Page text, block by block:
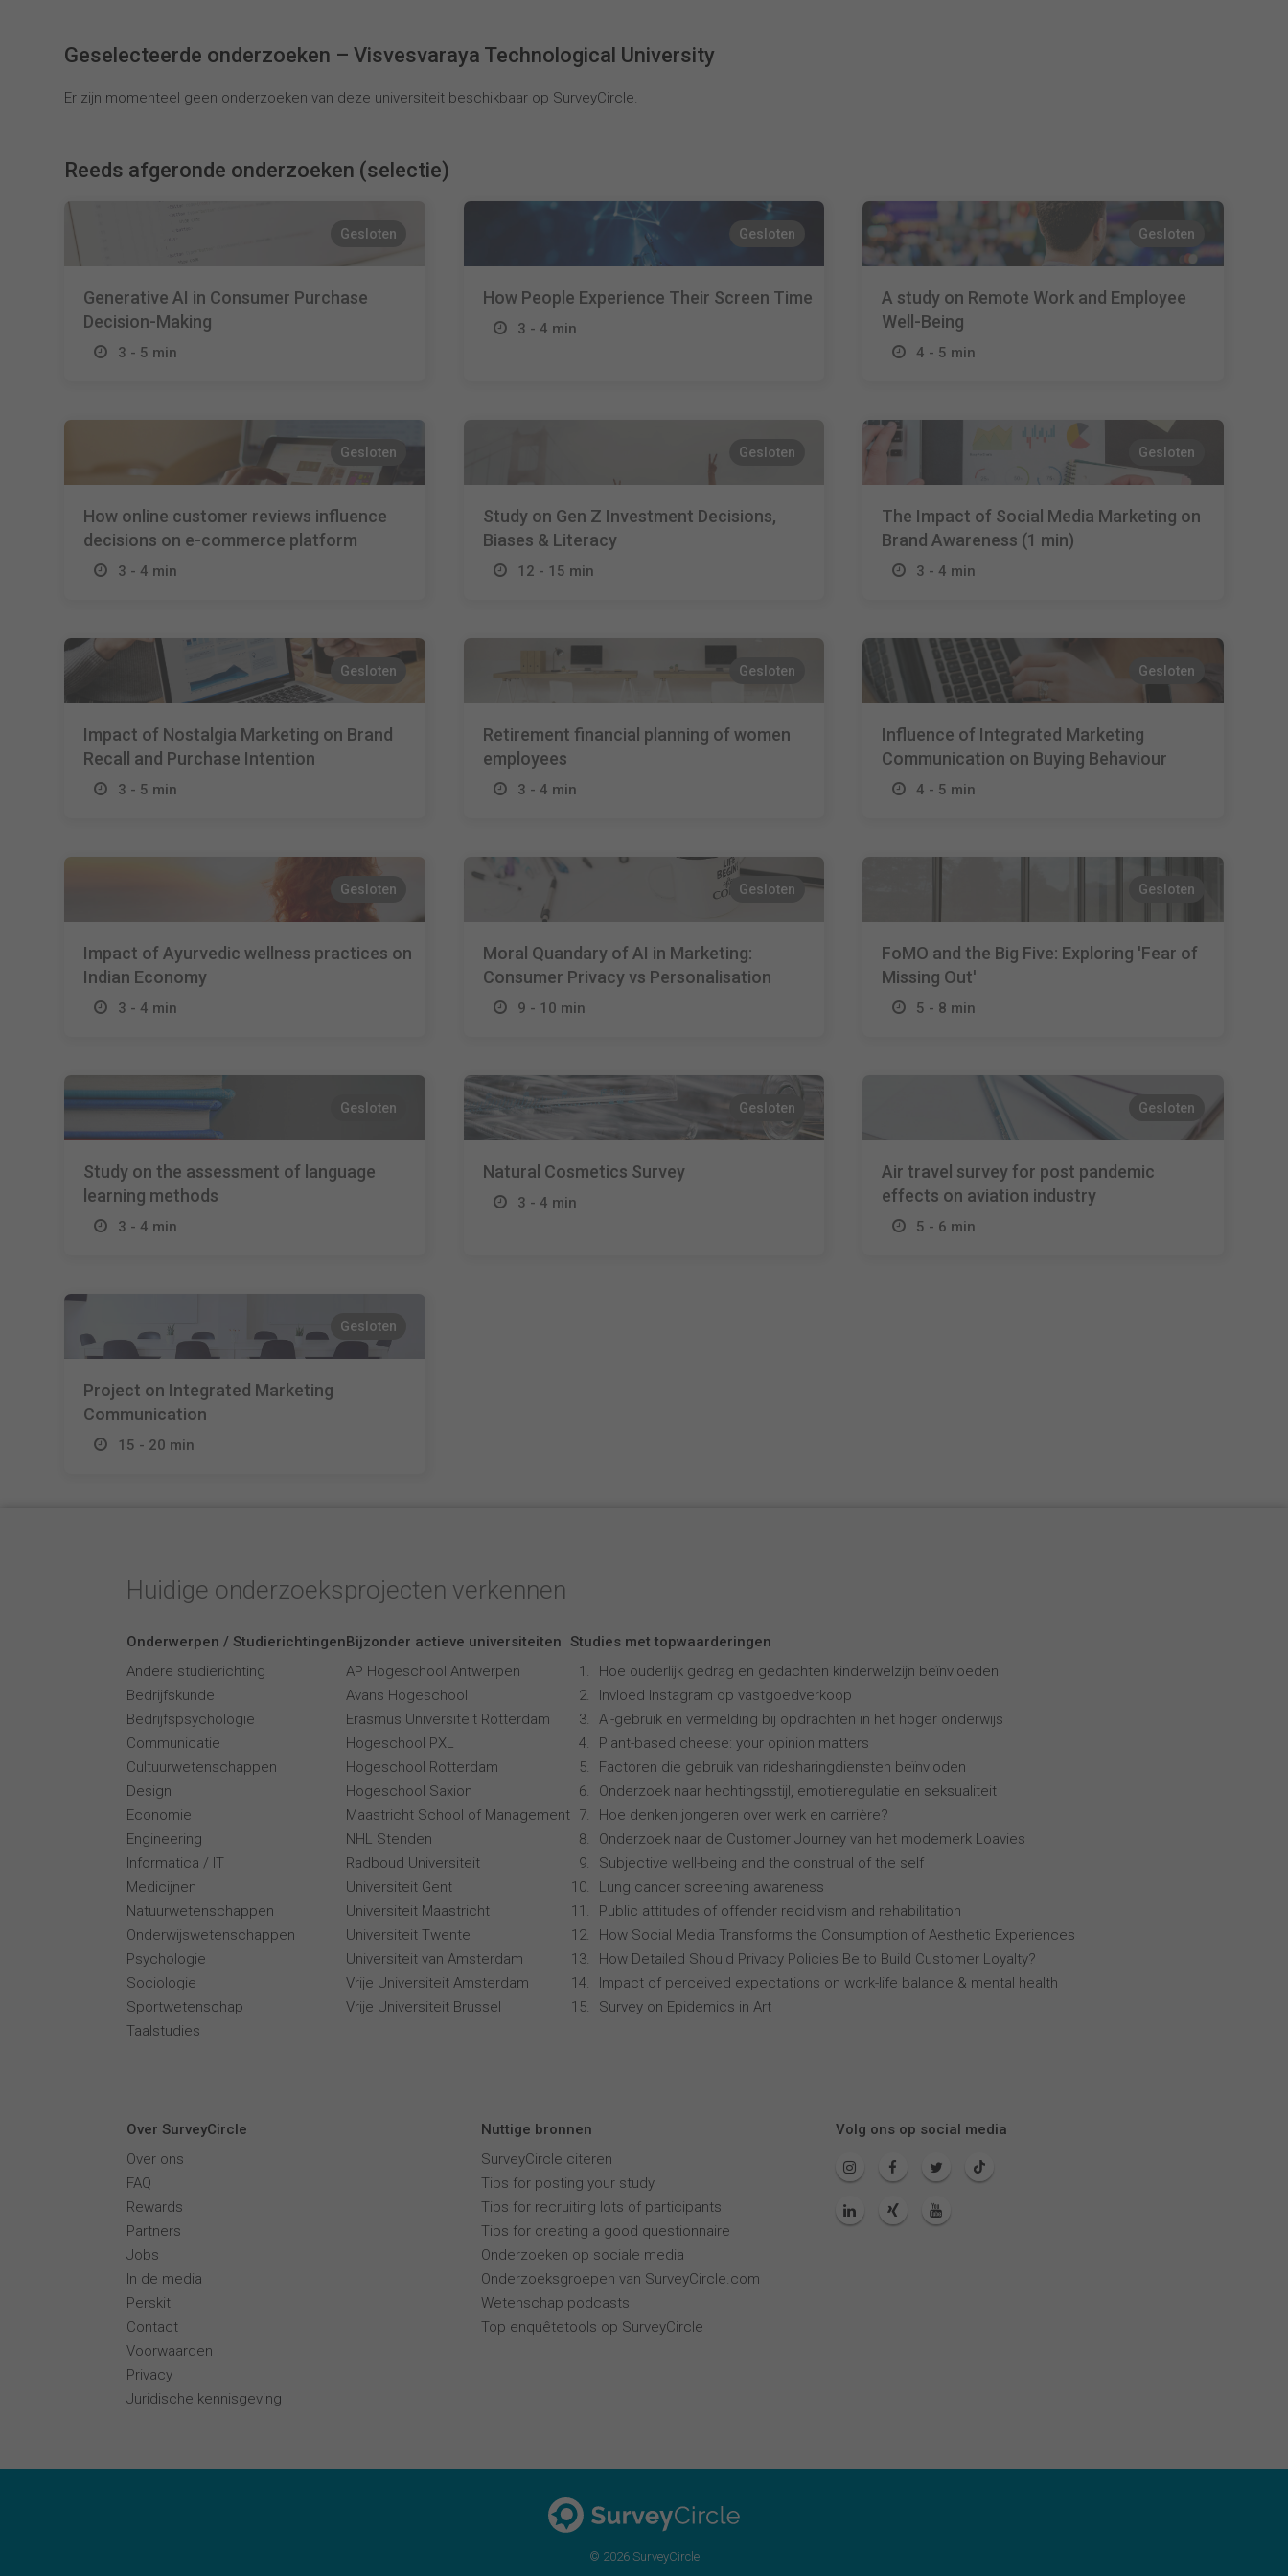
Geselecteerde onderzoeken – Visvesvaraya Technological University
Er zijn momenteel geen onderzoeken van deze universiteit beschikbaar op SurveyCircle.
Reeds afgeronde onderzoeken (selectie)
Gesloten
Generative AI in Consumer Purchase
Decision-Making
3 - 5 min
Gesloten
How People Experience Their Screen Time
3 - 4 min
Gesloten
A study on Remote Work and Employee
Well-Being
4 - 5 min
Gesloten
How online customer reviews influence
decisions on e-commerce platform
3 - 4 min
Gesloten
Study on Gen Z Investment Decisions,
Biases & Literacy
12 - 15 min
Gesloten
The Impact of Social Media Marketing on
Brand Awareness (1 min)
3 - 4 min
Gesloten
Impact of Nostalgia Marketing on Brand
Recall and Purchase Intention
3 - 5 min
Gesloten
Retirement financial planning of women
employees
3 - 4 min
Gesloten
Influence of Integrated Marketing
Communication on Buying Behaviour
4 - 5 min
Gesloten
Impact of Ayurvedic wellness practices on
Indian Economy
3 - 4 min
Gesloten
Moral Quandary of AI in Marketing:
Consumer Privacy vs Personalisation
9 - 10 min
Gesloten
FoMO and the Big Five: Exploring 'Fear of
Missing Out'
5 - 8 min
Gesloten
Study on the assessment of language
learning methods
3 - 4 min
Gesloten
Natural Cosmetics Survey
3 - 4 min
Gesloten
Air travel survey for post pandemic
effects on aviation industry
5 - 6 min
Gesloten
Project on Integrated Marketing
Communication
15 - 20 min
Huidige onderzoeksprojecten verkennen
Onderwerpen / Studierichtingen
Andere studierichting
Bedrijfskunde
Bedrijfspsychologie
Communicatie
Cultuurwetenschappen
Design
Economie
Engineering
Informatica / IT
Medicijnen
Natuurwetenschappen
Onderwijswetenschappen
Psychologie
Sociologie
Sportwetenschap
Taalstudies
Bijzonder actieve universiteiten
AP Hogeschool Antwerpen
Avans Hogeschool
Erasmus Universiteit Rotterdam
Hogeschool PXL
Hogeschool Rotterdam
Hogeschool Saxion
Maastricht School of Management
NHL Stenden
Radboud Universiteit
Universiteit Gent
Universiteit Maastricht
Universiteit Twente
Universiteit van Amsterdam
Vrije Universiteit Amsterdam
Vrije Universiteit Brussel
Studies met topwaarderingen
Hoe ouderlijk gedrag en gedachten kinderwelzijn beïnvloeden
Invloed Instagram op vastgoedverkoop
AI-gebruik en vermelding bij opdrachten in het hoger onderwijs
Plant-based cheese: your opinion matters
Factoren die gebruik van ridesharingdiensten beïnvloden
Onderzoek naar hechtingsstijl, emotieregulatie en seksualiteit
Hoe denken jongeren over werk en carrière?
Onderzoek naar de Customer Journey van het modemerk Loavies
Subjective well-being and the construal of the self
Lung cancer screening awareness
Public attitudes of offender recidivism and rehabilitation
How Social Media Transforms the Consumption of Aesthetic Experiences
How Detailed Should Privacy Policies Be to Build Customer Loyalty?
Impact of perceived expectations on work-life balance & mental health
Survey on Epidemics in Art
Over SurveyCircle
Over ons
FAQ
Rewards
Partners
Jobs
In de media
Perskit
Contact
Voorwaarden
Privacy
Juridische kennisgeving
Nuttige bronnen
SurveyCircle citeren
Tips for posting your study
Tips for recruiting lots of participants
Tips for creating a good questionnaire
Onderzoeken op sociale media
Onderzoeksgroepen van SurveyCircle.com
Wetenschap podcasts
Top enquêtetools op SurveyCircle
Volg ons op social media
© 2026 SurveyCircle